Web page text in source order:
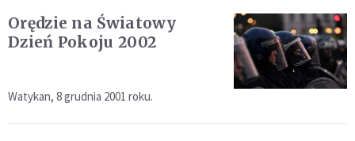
Orędzie na Światowy
Dzień Pokoju 2002
Watykan, 8 grudnia 2001 roku.